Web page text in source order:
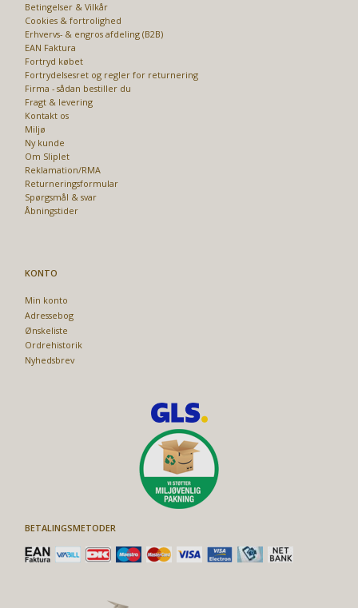
Betingelser & Vilkår
Cookies & fortrolighed
Erhvervs- & engros afdeling (B2B)
EAN Faktura
Fortryd købet
Fortrydelsesret og regler for returnering
Firma - sådan bestiller du
Fragt & levering
Kontakt os
Miljø
Ny kunde
Om Sliplet
Reklamation/RMA
Returneringsformular
Spørgsmål & svar
Åbningstider
KONTO
Min konto
Adressebog
Ønskeliste
Ordrehistorik
Nyhedsbrev
BETALINGSMETODER